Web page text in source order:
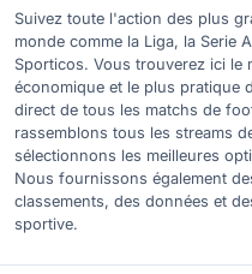
Suivez toute l'action des plus
monde comme la Liga, la Serie
Sporticos. Vous trouverez ici le
économique et le plus pratique
direct de tous les matchs de
rassemblons tous les streams
sélectionnons les meilleures
Nous fournissons également
classements, des données et
sportive.